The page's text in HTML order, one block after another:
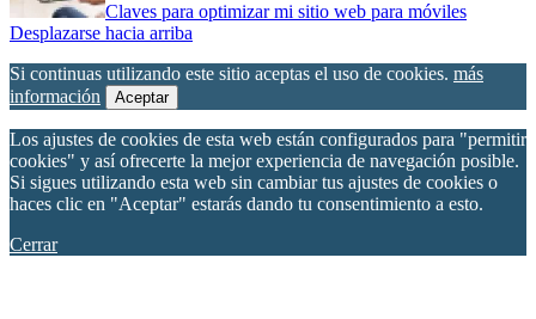
Claves para optimizar mi sitio web para móviles
Desplazarse hacia arriba
Si continuas utilizando este sitio aceptas el uso de cookies. más
información
Aceptar
Los ajustes de cookies de esta web están configurados para "permitir
cookies" y así ofrecerte la mejor experiencia de navegación posible.
Si sigues utilizando esta web sin cambiar tus ajustes de cookies o
haces clic en "Aceptar" estarás dando tu consentimiento a esto.
Cerrar